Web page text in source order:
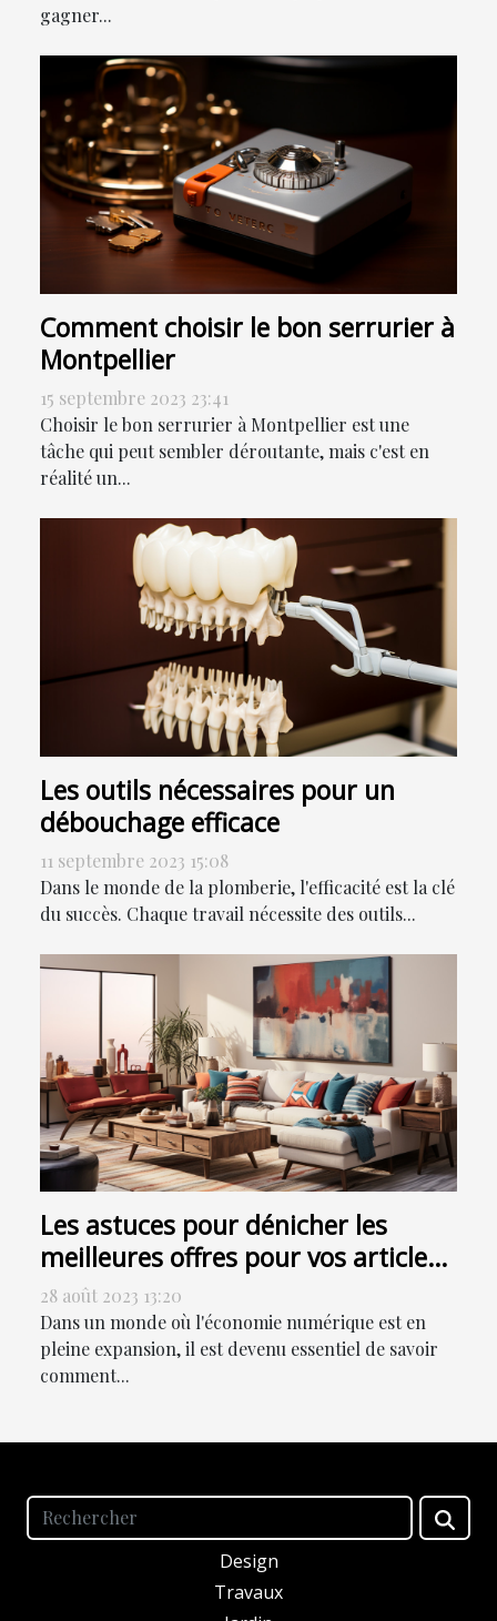
gagner...
Comment choisir le bon serrurier à
Montpellier
15 septembre 2023 23:41
Choisir le bon serrurier à Montpellier est une
tâche qui peut sembler déroutante, mais c'est en
réalité un...
Les outils nécessaires pour un
débouchage efficace
11 septembre 2023 15:08
Dans le monde de la plomberie, l'efficacité est la clé
du succès. Chaque travail nécessite des outils...
Les astuces pour dénicher les
meilleures offres pour vos articles
de maison sur internet
28 août 2023 13:20
Dans un monde où l'économie numérique est en
pleine expansion, il est devenu essentiel de savoir
comment...
Design
Travaux